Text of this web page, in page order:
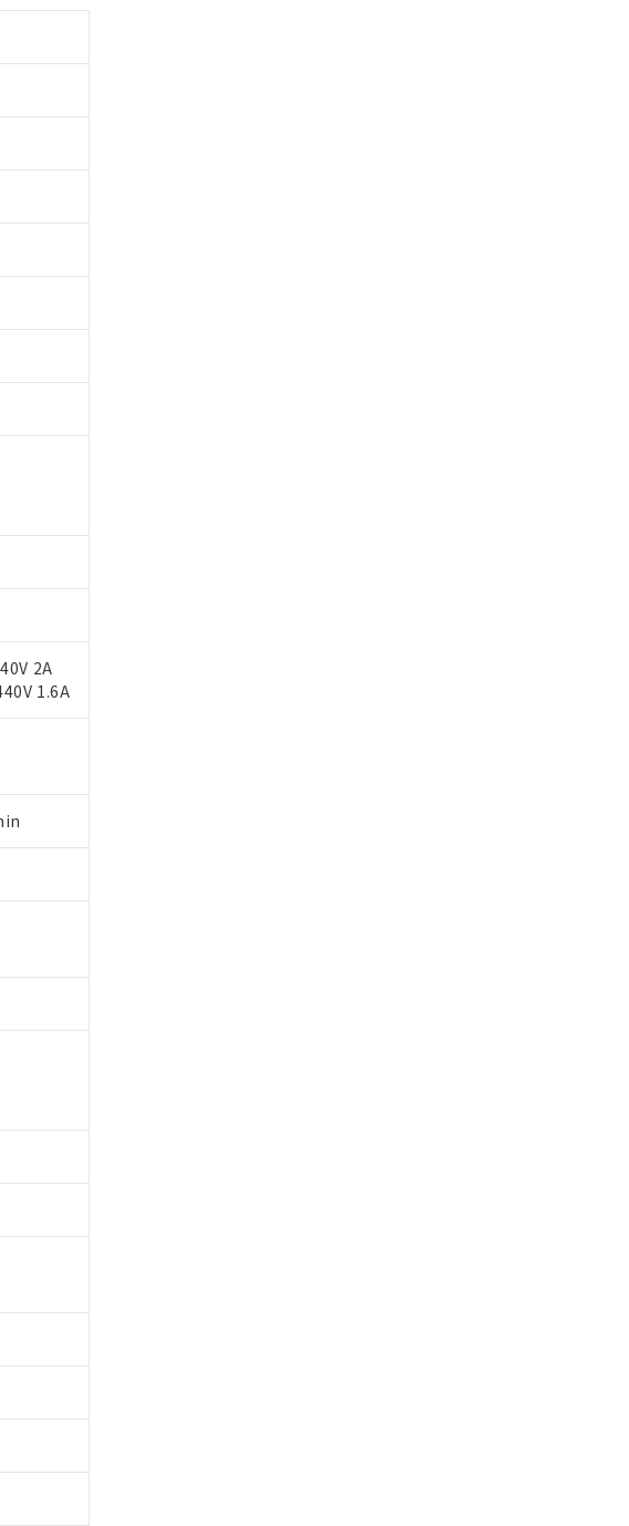
2A
1.6A
準価格(税抜)を提供させていただ
品もあることをご了承ください。
社内データに基づき作成されるも
担当のオムロン制御機器販売店・
」をご確認ください。
または開示しないようお願いしま
て、当社および当社の共同利用者
能な商品です。
る予定のある商品です。
す。
場合などやむを得ず変更すること
フェニルエーテル類(PBDE) 1000ppm以下、
ル（BBP） 1000ppm以下、フタル酸ジブチ
ます。
を証明するものではありません。
での期間は出荷製品に未対応品が
ます。
します。
ジフェニルエーテル類) : 1000ppm、
酸ブチルベンジル) : 1000ppm、
。
深刻な影響を及ぼさない年数を意
る商品（以下｢規制貨物等」とい
(または役務取引許可)を取得する
その他武器並びにこれらの製造装
内容を当該第三者に通知します。
それがある場合は、取り引きをい
はお客様担当のオムロン制御